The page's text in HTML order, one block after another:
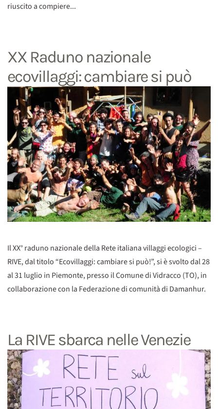
riuscito a compiere...
XX Raduno nazionale
ecovillaggi: cambiare si può
Il XX° raduno nazionale della Rete italiana villaggi ecologici –
RIVE, dal titolo “Ecovillaggi: cambiare si può!”, si è svolto dal 28
al 31 luglio in Piemonte, presso il Comune di Vidracco (TO), in
collaborazione con la Federazione di comunità di Damanhur.
La RIVE sbarca nelle Venezie